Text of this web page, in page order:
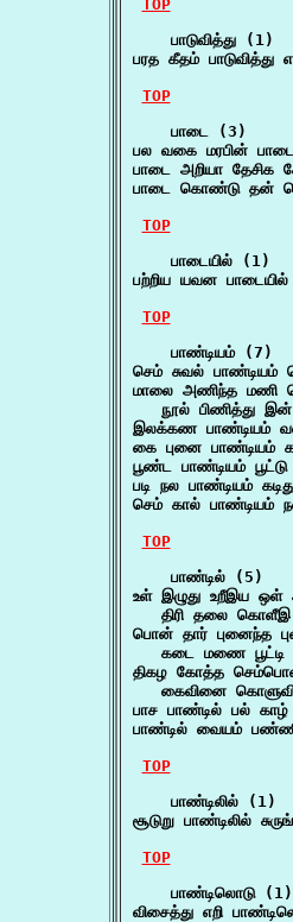
TOP
    பாடுவித்து (1)
பரத கீதம்
TOP
    பாடை (3)
பல வகை மரபின்
பாடை அறியா தேசிக
பாடை கொண்டு தன்
TOP
    பாடையில் (1)
பற்றிய யவன
TOP
    பாண்டியம் (7)
செம் சுவல்
மாலை அணிந்த மணி
நூல் பிணித்து
இலக்கண பாண்டியம்
கை புனை பாண்டியம்
பூண்ட பாண்டியம்
படி நல பாண்டியம்
செம் கால் பாண்டியம்
TOP
    பாண்டில் (5)
உள் இழுது உறீஇய ஒள்
திரி தலை கொளீஇ
பொன் தார் புனைந்த
கடை மணை பூட்டி
திகழ கோத்த
கைவினை
பாச பாண்டில் பல்
பாண்டில் வையம்
TOP
    பாண்டிலில் (1)
சூடுறு பாண்டிலில்
TOP
    பாண்டிலொடு (1)
விசைத்து எறி